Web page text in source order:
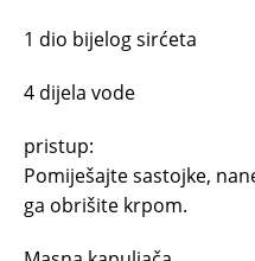
1 dio bijelog sirćeta
4 dijela vode
pristup:
Pomiješajte sastojke,
ga obrišite krpom.